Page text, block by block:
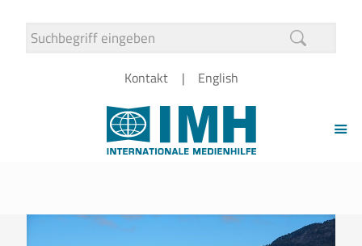
Kontakt English